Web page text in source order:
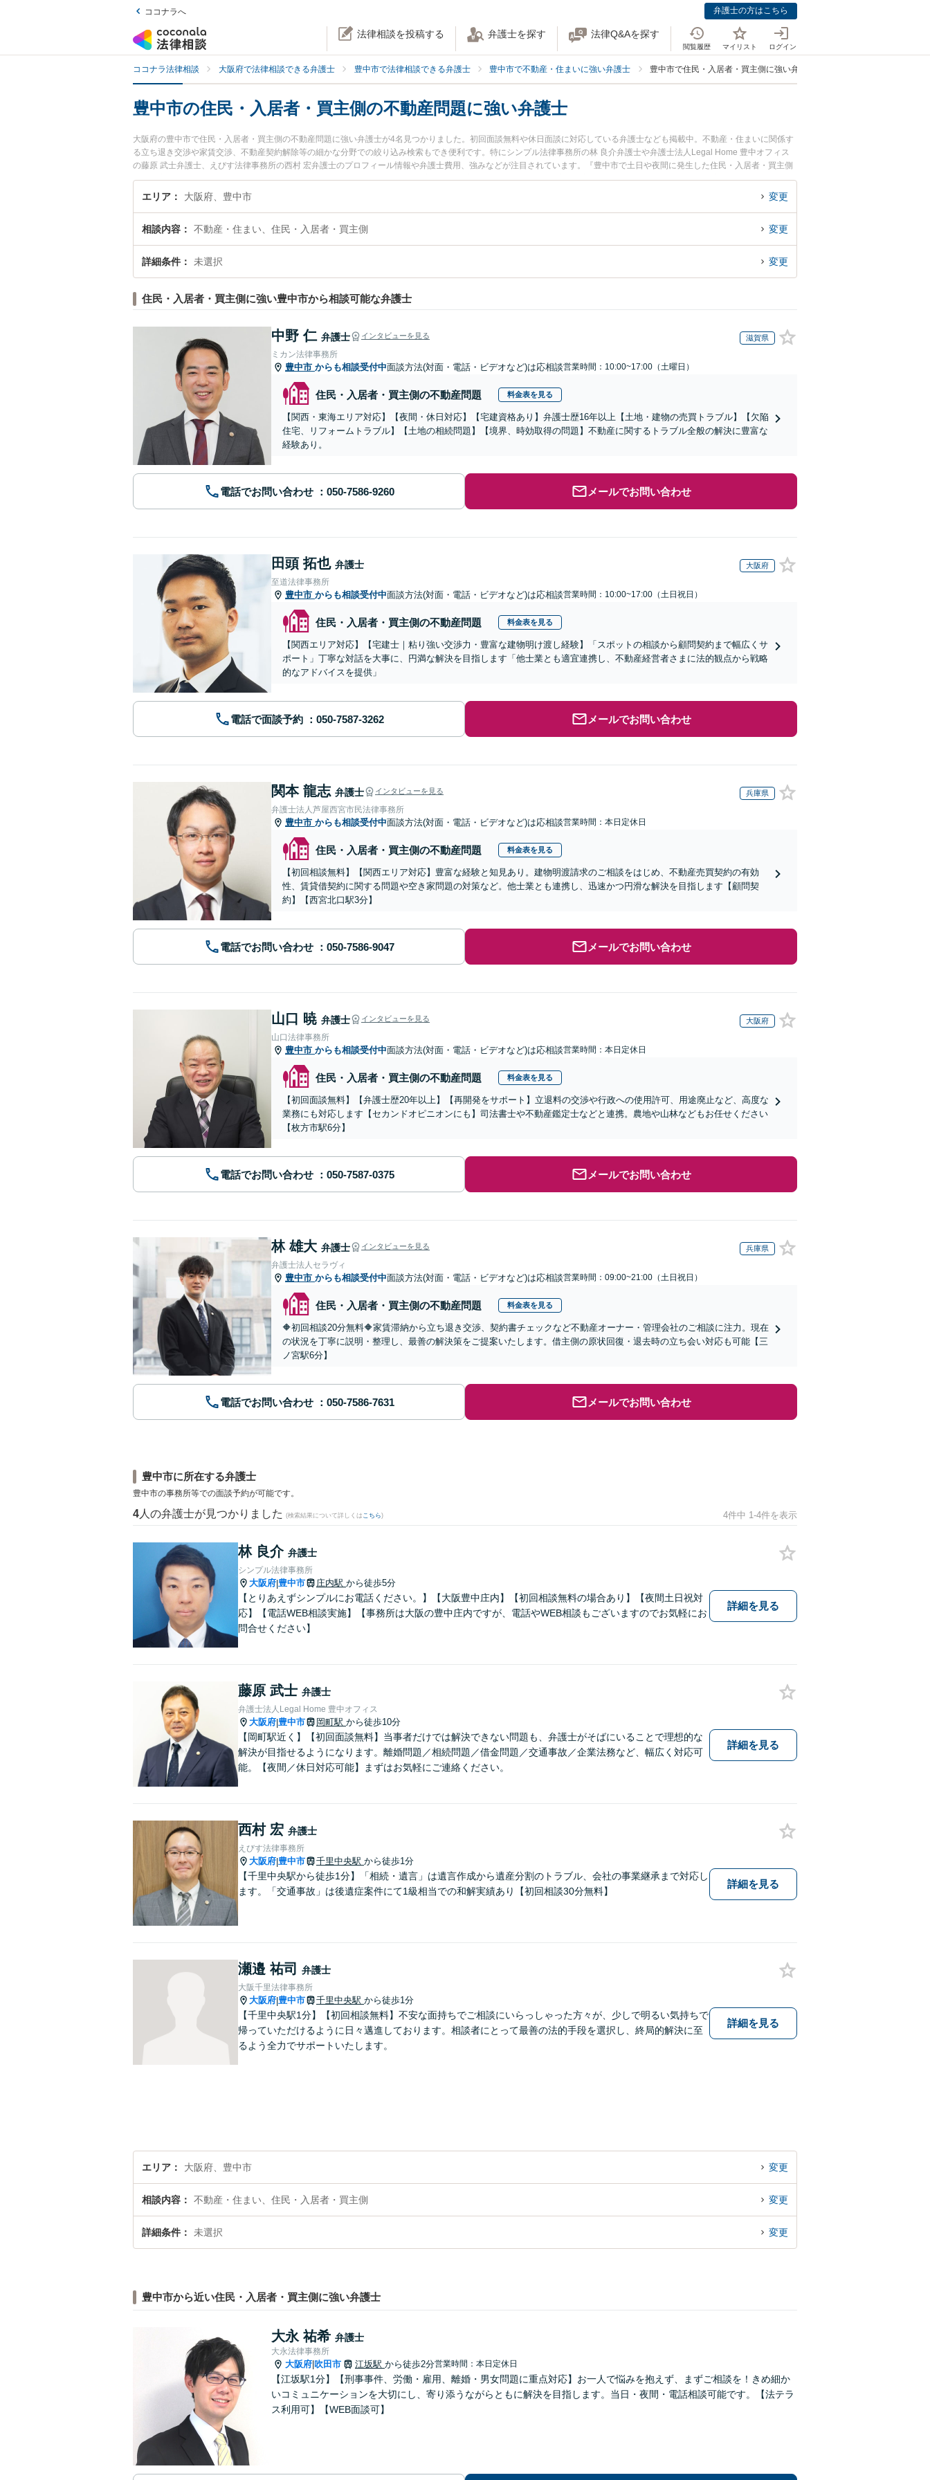
ココナラへ 弁護士の方はこちら
法律相談を投稿する 弁護士を探す 法律Q&Aを探す
閲覧履歴 マイリスト ログイン
ココナラ法律相談 大阪府で法律相談できる弁護士 豊中市で法律相談できる弁護士 豊中市で不動産・住まいに強い弁護士 豊中市で住民・入居者・買主側に強い弁護士
豊中市の住民・入居者・買主側の不動産問題に強い弁護士
大阪府の豊中市で住民・入居者・買主側の不動産問題に強い弁護士が4名見つかりました。初回面談無料や休日面談に対応している弁護士なども掲載中。不動産・住まいに関係す
る立ち退き交渉や家賃交渉、不動産契約解除等の細かな分野での絞り込み検索もでき便利です。特にシンプル法律事務所の林 良介弁護士や弁護士法人Legal Home 豊中オフィス
の藤原 武士弁護士、えびす法律事務所の西村 宏弁護士のプロフィール情報や弁護士費用、強みなどが注目されています。『豊中市で土日や夜間に発生した住民・入居者・買主側
の不動産問題のトラブルを今すぐに弁護士に相談したい』『住民・入居者・買主側の不動産問題のトラブル解決の実績豊富な近くの弁護士を検索したい』『初回相談無料で住民・
入居者・買主側の不動産問題を法律相談できる豊中市内の弁護士に相談予約したい』などでお困りの相談者さんにおすすめです。
エリア 大阪府、豊中市 変更
相談内容 不動産・住まい、住民・入居者・買主側 変更
詳細条件 未選択 変更
住民・入居者・買主側に強い豊中市から相談可能な弁護士
中野 仁 弁護士 インタビューを見る 滋賀県
ミカン法律事務所
豊中市 からも相談受付中面談方法(対面・電話・ビデオなど)は応相談営業時間：10:00~17:00（土曜日）
住民・入居者・買主側の不動産問題 料金表を見る
【関西・東海エリア対応】【夜間・休日対応】【宅建資格あり】弁護士歴16年以上【土地・建物の売買トラブル】【欠陥
住宅、リフォームトラブル】【土地の相続問題】【境界、時効取得の問題】不動産に関するトラブル全般の解決に豊富な
経験あり。
電話でお問い合わせ メールでお問い合わせ
田頭 拓也 弁護士 大阪府
至道法律事務所
豊中市 からも相談受付中面談方法(対面・電話・ビデオなど)は応相談営業時間：10:00~17:00（土日祝日）
住民・入居者・買主側の不動産問題 料金表を見る
【関西エリア対応】【宅建士｜粘り強い交渉力・豊富な建物明け渡し経験】「スポットの相談から顧問契約まで幅広くサ
ポート」丁寧な対話を大事に、円満な解決を目指します「他士業とも適宜連携し、不動産経営者さまに法的観点から戦略
的なアドバイスを提供」
電話で面談予約 メールでお問い合わせ
関本 龍志 弁護士 インタビューを見る 兵庫県
弁護士法人芦屋西宮市民法律事務所
豊中市 からも相談受付中面談方法(対面・電話・ビデオなど)は応相談営業時間：本日定休日
住民・入居者・買主側の不動産問題 料金表を見る
【初回相談無料】【関西エリア対応】豊富な経験と知見あり。建物明渡請求のご相談をはじめ、不動産売買契約の有効
性、賃貸借契約に関する問題や空き家問題の対策など。他士業とも連携し、迅速かつ円滑な解決を目指します【顧問契
約】【西宮北口駅3分】
電話でお問い合わせ メールでお問い合わせ
山口 暁 弁護士 インタビューを見る 大阪府
山口法律事務所
豊中市 からも相談受付中面談方法(対面・電話・ビデオなど)は応相談営業時間：本日定休日
住民・入居者・買主側の不動産問題 料金表を見る
【初回面談無料】【弁護士歴20年以上】【再開発をサポート】立退料の交渉や行政への使用許可、用途廃止など、高度な
業務にも対応します【セカンドオピニオンにも】司法書士や不動産鑑定士などと連携。農地や山林などもお任せください
【枚方市駅6分】
電話でお問い合わせ メールでお問い合わせ
林 雄大 弁護士 インタビューを見る 兵庫県
弁護士法人セラヴィ
豊中市 からも相談受付中面談方法(対面・電話・ビデオなど)は応相談営業時間：09:00~21:00（土日祝日）
住民・入居者・買主側の不動産問題 料金表を見る
🔶初回相談20分無料🔶家賃滞納から立ち退き交渉、契約書チェックなど不動産オーナー・管理会社のご相談に注力。現在
の状況を丁寧に説明・整理し、最善の解決策をご提案いたします。借主側の原状回復・退去時の立ち会い対応も可能【三
ノ宮駅6分】
電話でお問い合わせ メールでお問い合わせ
豊中市に所在する弁護士
豊中市の事務所等での面談予約が可能です。
4 人の弁護士が見つかりました (検索結果について詳しくは こちら) 4件中 1-4件を表示
林 良介 弁護士
シンプル法律事務所
大阪府|豊中市 庄内駅 から徒歩5分
【とりあえずシンプルにお電話ください。】【大阪豊中庄内】【初回相談無料の場合あり】【夜間土日祝対
応】【電話WEB相談実施】【事務所は大阪の豊中庄内ですが、電話やWEB相談もございますのでお気軽にお
問合せください】
詳細を見る
藤原 武士 弁護士
弁護士法人Legal Home 豊中オフィス
大阪府|豊中市 岡町駅 から徒歩10分
【岡町駅近く】【初回面談無料】当事者だけでは解決できない問題も、弁護士がそばにいることで理想的な
解決が目指せるようになります。離婚問題／相続問題／借金問題／交通事故／企業法務など、幅広く対応可
能。【夜間／休日対応可能】まずはお気軽にご連絡ください。
詳細を見る
西村 宏 弁護士
えびす法律事務所
大阪府|豊中市 千里中央駅 から徒歩1分
【千里中央駅から徒歩1分】「相続・遺言」は遺言作成から遺産分割のトラブル、会社の事業継承まで対応し
ます。「交通事故」は後遺症案件にて1級相当での和解実績あり【初回相談30分無料】
詳細を見る
瀬邉 祐司 弁護士
大阪千里法律事務所
大阪府|豊中市 千里中央駅 から徒歩1分
【千里中央駅1分】【初回相談無料】不安な面持ちでご相談にいらっしゃった方々が、少しで明るい気持ちで
帰っていただけるように日々邁進しております。相談者にとって最善の法的手段を選択し、終局的解決に至
るよう全力でサポートいたします。
詳細を見る
エリア 大阪府、豊中市 変更
相談内容 不動産・住まい、住民・入居者・買主側 変更
詳細条件 未選択 変更
豊中市から近い住民・入居者・買主側に強い弁護士
大永 祐希 弁護士
大永法律事務所
大阪府 吹田市 江坂駅 から徒歩2分営業時間：本日定休日
【江坂駅1分】【刑事事件、労働・雇用、離婚・男女問題に重点対応】お一人で悩みを抱えず、まずご相談を！きめ細か
いコミュニケーションを大切にし、寄り添うながらともに解決を目指します。当日・夜間・電話相談可能です。【法テラ
ス利用可】【WEB面談可】